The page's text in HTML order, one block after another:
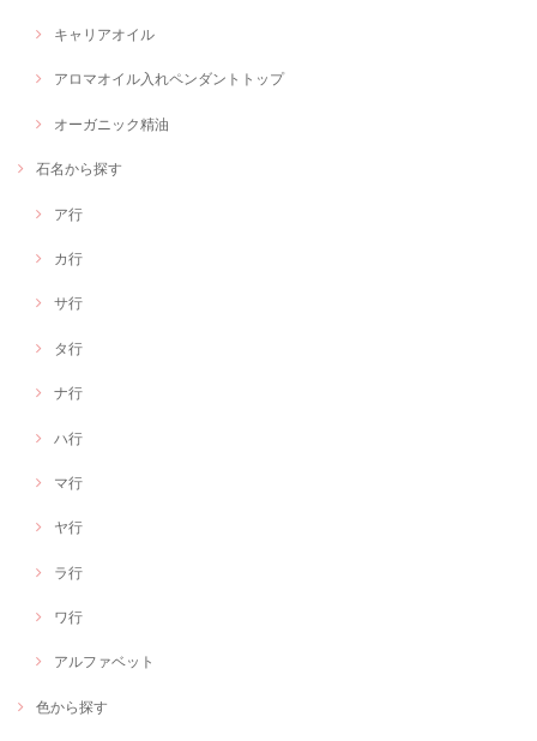
キャリアオイル
アロマオイル入れペンダントトップ
オーガニック精油
石名から探す
ア行
カ行
サ行
タ行
ナ行
ハ行
マ行
ヤ行
ラ行
ワ行
アルファベット
色から探す